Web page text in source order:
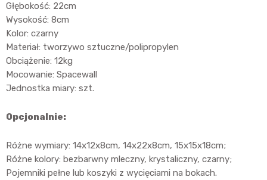
Głębokość: 22cm
Wysokość: 8cm
Kolor: czarny
Materiał: tworzywo sztuczne/polipropylen
Obciążenie: 12kg
Mocowanie: Spacewall
Jednostka miary: szt.
Opcjonalnie:
Różne wymiary: 14x12x8cm, 14x22x8cm, 15x15x18cm;
Różne kolory: bezbarwny mleczny, krystaliczny, czarny;
Pojemniki pełne lub koszyki z wycięciami na bokach.